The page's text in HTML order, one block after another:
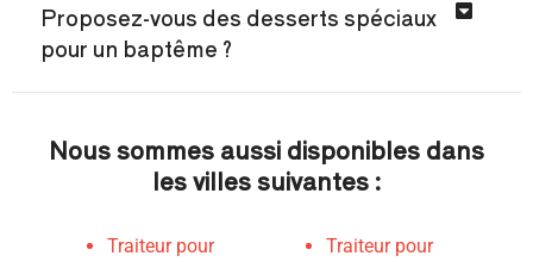
Proposez-vous des desserts spéciaux
pour un baptême ?
Nous sommes aussi disponibles dans
les villes suivantes :
Traiteur pour
Traiteur pour